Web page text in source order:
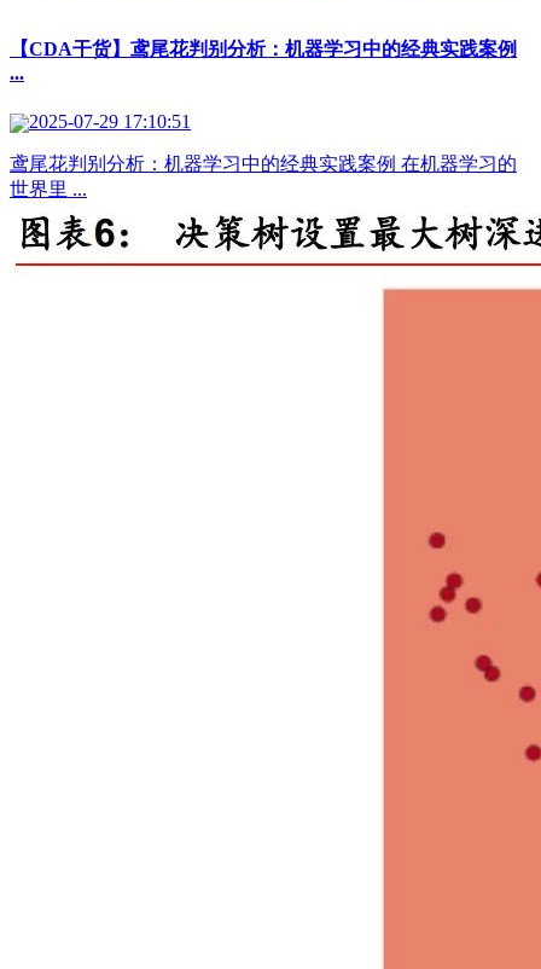
【CDA干货】鸢尾花判别分析：机器学习中的经典实践案例
...
2025-07-29 17:10:51
鸢尾花判别分析：机器学习中的经典实践案例 在机器学习的
世界里 ...